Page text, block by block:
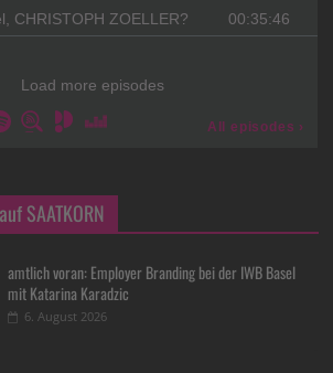
SAATKORN
amtlich voran: Employer Branding bei der IWB Basel
mit Katarina Karadzic
6. August 2026